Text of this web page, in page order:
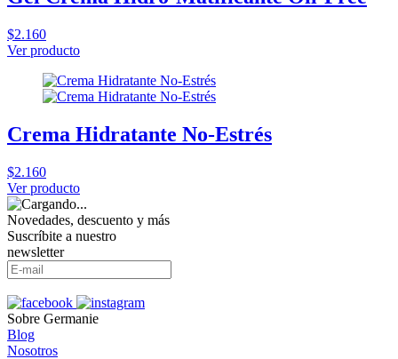
$2.160
Ver producto
Crema Hidratante No-Estrés
$2.160
Ver producto
Novedades, descuento y más
Suscríbite a nuestro
newsletter
Sobre Germanie
Blog
Nosotros